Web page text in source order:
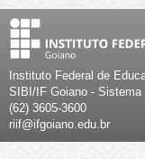
Instituto Federal de
SIBI/IF Goiano -
(62) 3605-3600
riif@ifgoiano.edu.br